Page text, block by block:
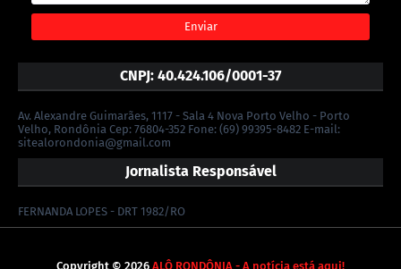
CNPJ: 40.424.106/0001-37
Av. Alexandre Guimarães, 1117 - Sala 4 Nova Porto Velho - Porto
Velho, Rondônia Cep: 76804-352 Fone: (69) 99395-8482 E-mail:
sitealorondonia@gmail.com
Jornalista Responsável
FERNANDA LOPES - DRT 1982/RO
Copyright © 2026 ALÔ RONDÔNIA - A notícia está aqui!